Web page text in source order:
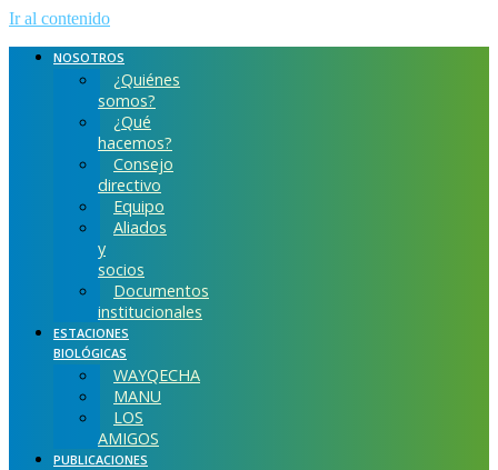
Ir al contenido
NOSOTROS
¿Quiénes
somos?
¿Qué
hacemos?
Consejo
directivo
Equipo
Aliados
y
socios
Documentos
institucionales
ESTACIONES
BIOLÓGICAS
WAYQECHA
MANU
LOS
AMIGOS
PUBLICACIONES